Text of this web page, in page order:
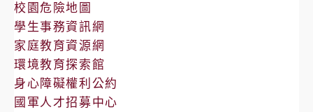
校園危險地圖
學生事務資訊網
家庭教育資源網
環境教育探索館
身心障礙權利公約
國軍人才招募中心